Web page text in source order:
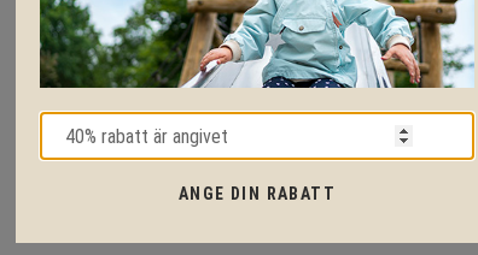
ANGE DIN RABATT